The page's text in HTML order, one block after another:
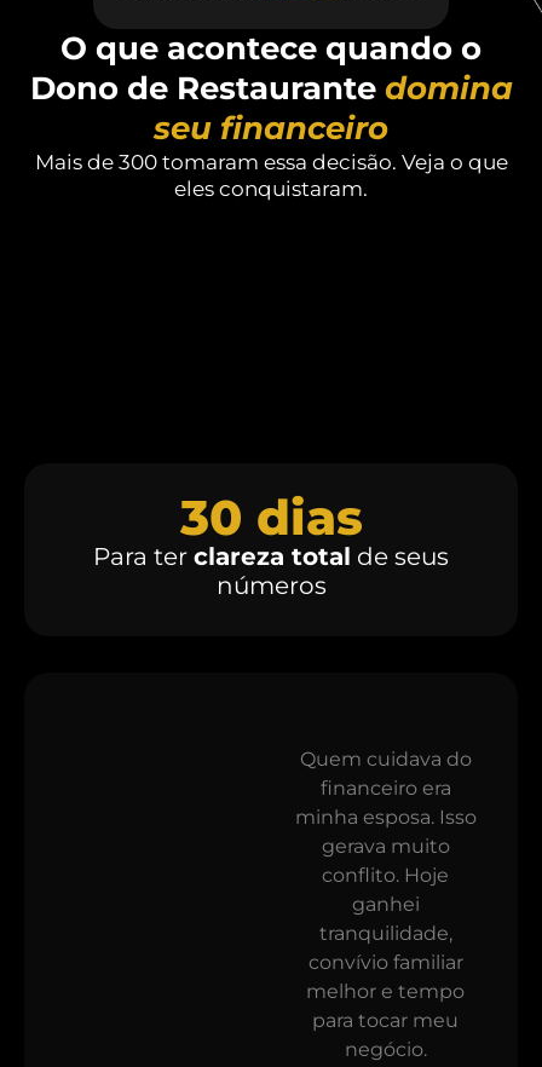
O que acontece quando o
Dono de Restaurante domina
seu financeiro
Mais de 300 tomaram essa decisão. Veja o que
eles conquistaram.
30 dias
Para ter clareza total de seus
números
Quem cuidava do
financeiro era
minha esposa. Isso
gerava muito
conflito. Hoje
ganhei
tranquilidade,
convívio familiar
melhor e tempo
para tocar meu
negócio.